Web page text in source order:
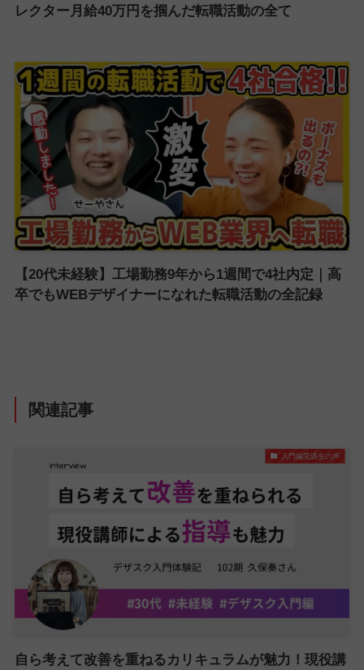
レクター月給40万円を掴んだ転職活動の全て
【20代未経験】工場勤務9年から1週間で4社内定｜高
卒でもWEBデザイナーになれた転職活動の全記録
関連記事
入門編受講生の声
自ら考えて改善を重ねるカリキュラムが魅力！現役講